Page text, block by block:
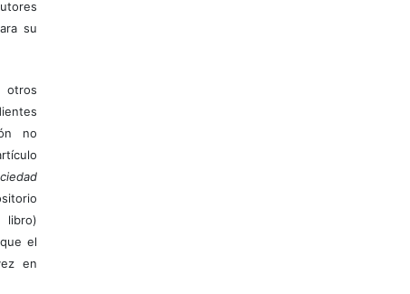
su
otros
no
libro)
el
en